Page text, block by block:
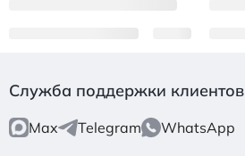
Служба поддержки клиентов
Max Telegram WhatsApp